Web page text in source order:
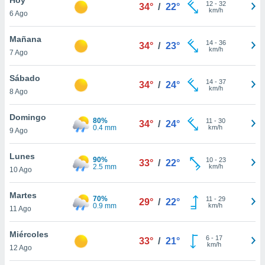
y
en
más
de
6 Ago
34° / 22° 12- 32
km/h
Mañana
7 Ago
34° / 23° 14- 36
km/h
Sábado
8 Ago
34° / 24° 14- 37
km/h
Domingo
9 Ago
80%
0.4 mm
34° / 24° 11 - 30
km/h
Lunes
10 Ago
90%
2.5 mm
33° / 22° 10- 23
km/h
Martes
11 Ago
70%
0.9 mm
29° / 22° 11 - 29
km/h
Miércoles
12 Ago
33° / 21° 6- 17
km/h